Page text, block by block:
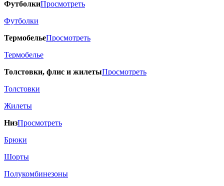
ФутболкиПросмотреть
Футболки
ТермобельеПросмотреть
Термобелье
Толстовки, флис и жилетыПросмотреть
Толстовки
Жилеты
НизПросмотреть
Брюки
Шорты
Полукомбинезоны